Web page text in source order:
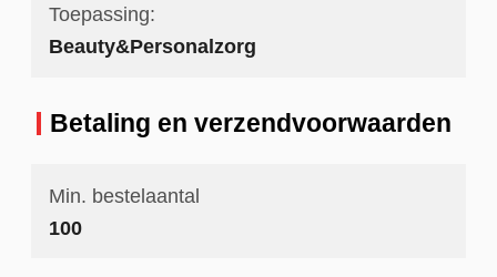
Toepassing:
Beauty&Personalzorg
Betaling en verzendvoorwaarden
Min. bestelaantal
100